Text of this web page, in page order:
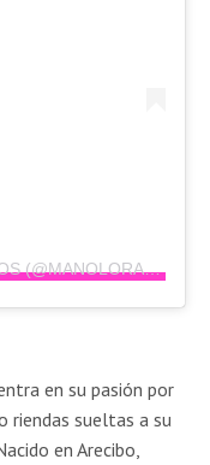
A POST SHARED BY MANOLO RAMOS (@MANOLORAMOSOFICIAL)
en su pasión por
riendas sueltas a su
en Arecibo,